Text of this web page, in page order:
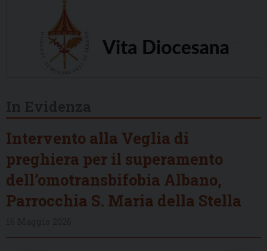
Intervento alla Veglia di
preghiera per il superamento
dell’omotransbifobia Albano,
Parrocchia S. Maria della Stella